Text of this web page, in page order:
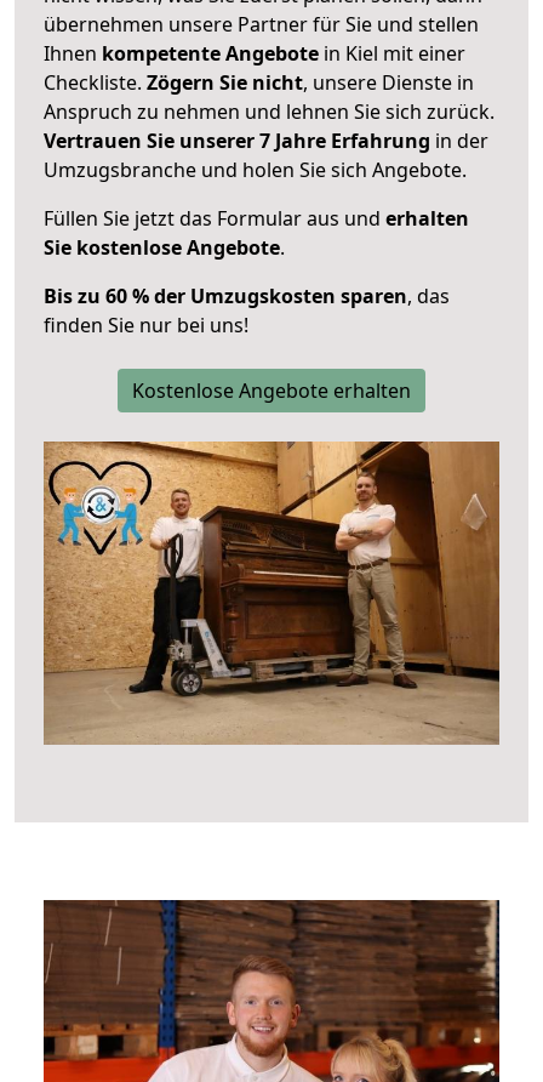
übernehmen unsere Partner für Sie und stellen
Ihnen kompetente Angebote in Kiel mit einer
Checkliste. Zögern Sie nicht, unsere Dienste in
Anspruch zu nehmen und lehnen Sie sich zurück.
Vertrauen Sie unserer 7 Jahre Erfahrung in der
Umzugsbranche und holen Sie sich Angebote.
Füllen Sie jetzt das Formular aus und erhalten
Sie kostenlose Angebote.
Bis zu 60 % der Umzugskosten sparen, das
finden Sie nur bei uns!
Kostenlose Angebote erhalten